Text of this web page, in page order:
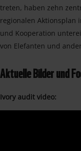
treten, haben zehn
regionalen Aktionsplan
und Kooperation
von Elefanten und
Aktuelle Bilder und
Ivory audit video: